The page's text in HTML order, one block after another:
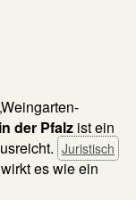
der Pfalz ist ein
Juristisch
wirkt es wie ein